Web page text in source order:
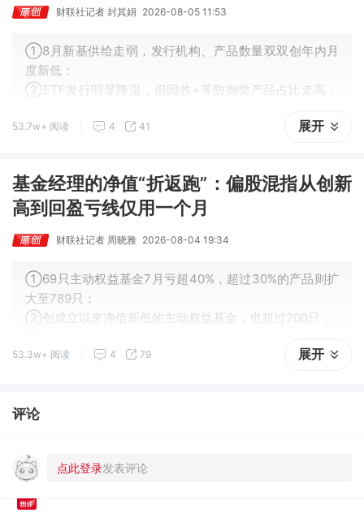
财联社记者 封其娟 2026-08-05 11:53
①8月新基供给走弱，发行机构、产品数量双双创年内月
度新低；
②ETF发行明显降温，但固收+等防御类产品占比走高，
③公募8月发力医药赛道，一改前七月科技主题产品主导
53.7w+ 阅读 4 41 展开
基金经理的净值“折返跑”：偏股混指从创新
高到回盈亏线仅用一个月
财联社记者 周晓雅 2026-08-04 19:34
①69只主动权益基金7月亏超40%，超过30%的产品则扩
大至789只；
②创成立以来净值新低的主动权益基金，也超过200只；
到“1”。
53.3w+ 阅读 4 79 展开
评论